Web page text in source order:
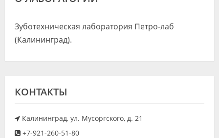
Форум
Галерея
Лаборатории
Зуботехническая лаборатория Петро-лаб
(Калининград).
КОНТАКТЫ
Калининград, ул. Мусоргского, д. 21
+7-921-260-51-80